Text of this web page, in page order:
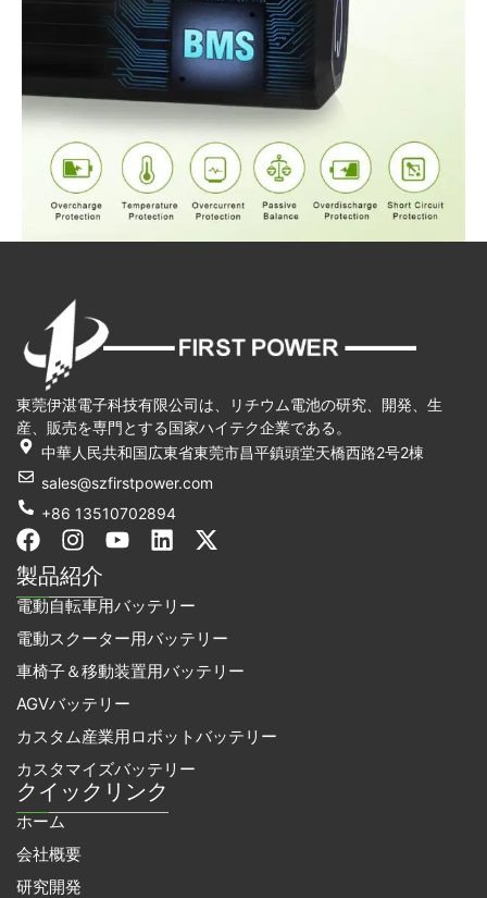
東莞伊湛電子科技有限公司は、リチウム電池の研究、開発、生
産、販売を専門とする国家ハイテク企業である。
中華人民共和国広東省東莞市昌平鎮頭堂天橋西路2号2棟
sales@szfirstpower.com
+86 13510702894
フ
ェ
イ
ス
ブ
ッ
ク
イ
ン
ス
タ
グ
ラ
ム
Y
t
u
b
e
リ
ト
イ
ン
エ
・
ツ
イ
タ
ー
製品紹介
電動自転車用バッテリー
電動スクーター用バッテリー
車椅子＆移動装置用バッテリー
AGVバッテリー
カスタム産業用ロボットバッテリー
カスタマイズバッテリー
クイックリンク
ホーム
会社概要
研究開発